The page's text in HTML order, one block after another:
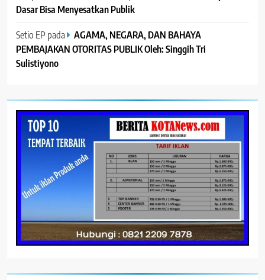
Dasar Bisa Menyesatkan Publik
Setio EP pada
AGAMA, NEGARA, DAN BAHAYA
PEMBAJAKAN OTORITAS PUBLIK Oleh: Singgih Tri
Sulistiyono